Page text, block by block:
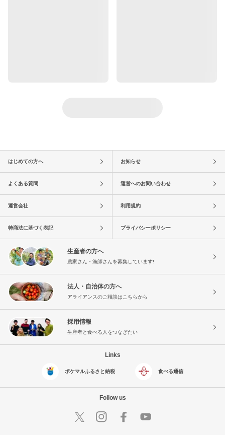
はじめての方へ お知らせ
よくある質問 運営へのお問い合わせ
運営会社 利用規約
特商法に基づく表記 プライバシーポリシー
生産者の方へ
農家さん・漁師さんを募集しています!
法人・自治体の方へ
アライアンスのご相談はこちらから
採用情報
生産者と食べる人をつなぎたい
Links
ポケマルふるさと納税 食べる通信
Follow us